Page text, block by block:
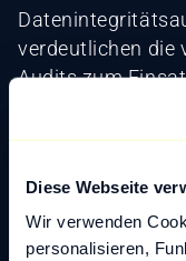
Diese Webseite
Wir verwenden
personalisieren,
verdeutlichen die
Audits zum
Möchten Sie die
gewährleisten?
Ihnen zur Seite,
durchzuführen